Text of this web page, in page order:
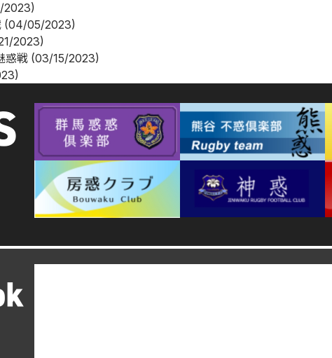
2023)
(04/05/2023)
2023)
惑戦 (03/15/2023)